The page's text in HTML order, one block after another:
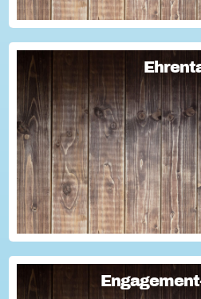
Ehrentag
Macht den Ehrentag mit eurer
Ehrentag"...
Engagement-Lotsen